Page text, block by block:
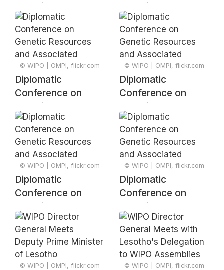
Genetic Resources
and Associated
Traditional
Knowledge –
Signing Ceremony
Genetic Resources
and Associated
Traditional
Knowledge –
Signing Ceremony
© WIPO | OMPI, flickr.com
Diplomatic
Conference on
Genetic Resources
and Associated
Traditional
Knowledge –
Signing Ceremony
© WIPO | OMPI, flickr.com
Diplomatic
Conference on
Genetic Resources
and Associated
Traditional
Knowledge –
Signing Ceremony
© WIPO | OMPI, flickr.com
Diplomatic
Conference on
Genetic Resources
and Associated
Traditional
Knowledge –
Signing Ceremony
© WIPO | OMPI, flickr.com
Diplomatic
Conference on
Genetic Resources
and Associated
Traditional
Knowledge –
Signing Ceremony
© WIPO | OMPI, flickr.com © WIPO | OMPI, flickr.com